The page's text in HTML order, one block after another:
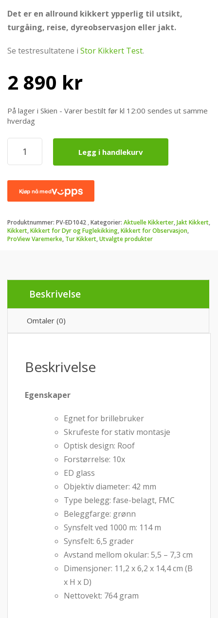
Det er en allround kikkert ypperlig til utsikt,
turgåing, reise, dyreobservasjon eller jakt.
Se testresultatene i Stor Kikkert Test.
2 890 kr
På lager i Skien - Varer bestilt før kl 12:00 sendes ut samme
hverdag
ProView
10x42
ED
Glass
-
Fargrikt
bilde
Legg i handlekurv
Produktnummer: PV-ED1042 Kategorier: Aktuelle Kikkerter,Jakt Kikkert,
Kikkert,Kikkert for Dyr og Fuglekikking,Kikkert for Observasjon,
ProView Varemerke, Tur Kikkert,Utvalgte produkter
Beskrivelse
Omtaler (0)
Beskrivelse
Egenskaper
Egnet for brillebruker
Skrufeste for stativ montasje
Optisk design: Roof
Forstørrelse: 10x
ED glass
Objektiv diameter: 42 mm
Type belegg: fase-belagt, FMC
Beleggfarge: grønn
Synsfelt ved 1000 m: 114 m
Synsfelt: 6,5 grader
Avstand mellom okular: 5,5 – 7,3 cm
Dimensjoner: 11,2 x 6,2 x 14,4 cm (B
x H x D)
Nettovekt: 764 gram